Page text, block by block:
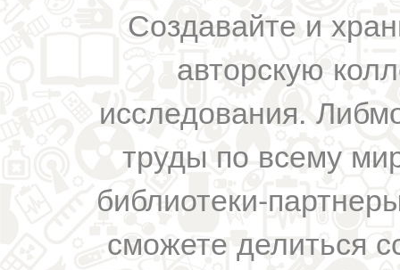
Создавайте и
авторскую
исследования.
труды по всему
библиотеки-
сможете делиться